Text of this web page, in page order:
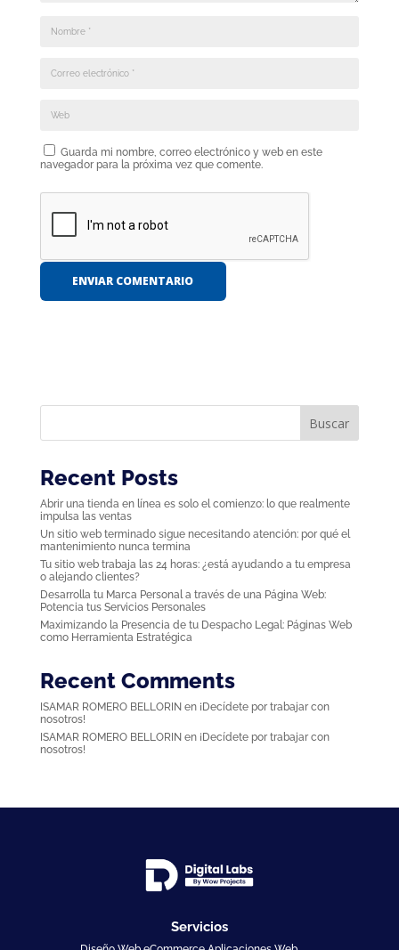
Guarda mi nombre, correo electrónico y web en este
navegador para la próxima vez que comente.
Buscar
Recent Posts
Abrir una tienda en línea es solo el comienzo: lo que realmente
impulsa las ventas
Un sitio web terminado sigue necesitando atención: por qué el
mantenimiento nunca termina
Tu sitio web trabaja las 24 horas: ¿está ayudando a tu empresa
o alejando clientes?
Desarrolla tu Marca Personal a través de una Página Web:
Potencia tus Servicios Personales
Maximizando la Presencia de tu Despacho Legal: Páginas Web
como Herramienta Estratégica
Recent Comments
ISAMAR ROMERO BELLORIN en ¡Decídete por trabajar con
nosotros!
ISAMAR ROMERO BELLORIN en ¡Decídete por trabajar con
nosotros!
Servicios